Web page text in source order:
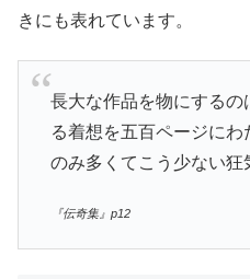
きにも表れています。
長大な作品を物にする
る着想を五百ページに
のみ多くてこう少ない狂
『伝奇集』p12